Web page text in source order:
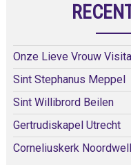
Onze Lieve Vrouw
Sint Stephanus Meppel
Sint Willibrord Beilen
Gertrudiskapel Utrecht
Corneliuskerk